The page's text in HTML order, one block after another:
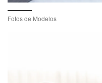
Fotos de Modelos